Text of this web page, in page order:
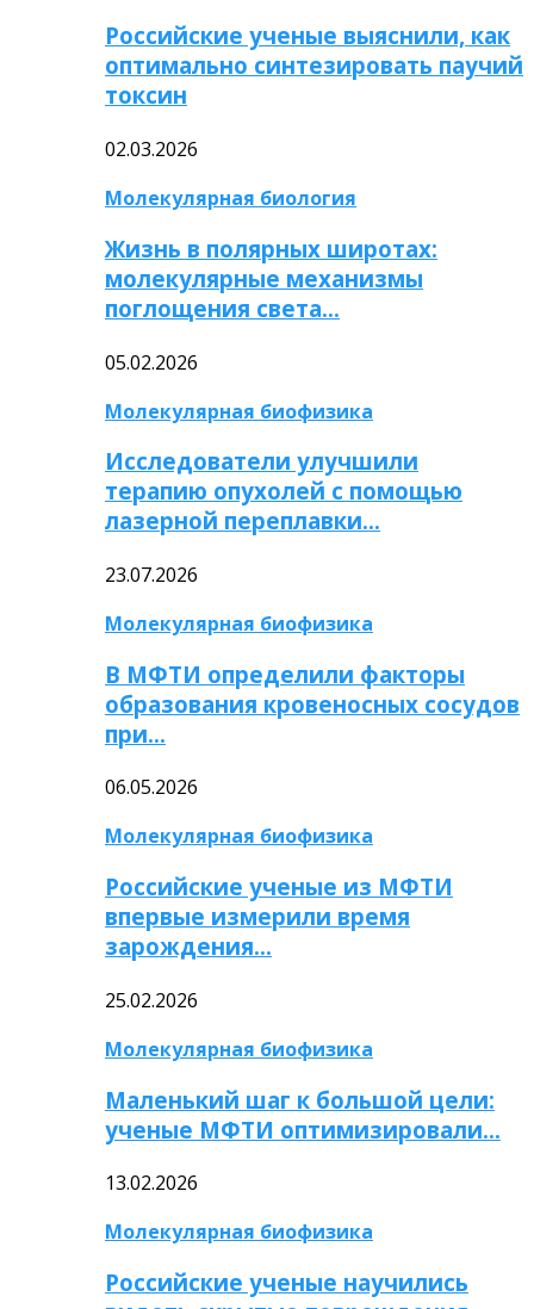
Российские ученые выяснили, как
оптимально синтезировать паучий
токсин
02.03.2026
Молекулярная биология
Жизнь в полярных широтах:
молекулярные механизмы
поглощения света…
05.02.2026
Молекулярная биофизика
Исследователи улучшили
терапию опухолей с помощью
лазерной переплавки…
23.07.2026
Молекулярная биофизика
В МФТИ определили факторы
образования кровеносных сосудов
при…
06.05.2026
Молекулярная биофизика
Российские ученые из МФТИ
впервые измерили время
зарождения…
25.02.2026
Молекулярная биофизика
Маленький шаг к большой цели:
ученые МФТИ оптимизировали…
13.02.2026
Молекулярная биофизика
Российские ученые научились